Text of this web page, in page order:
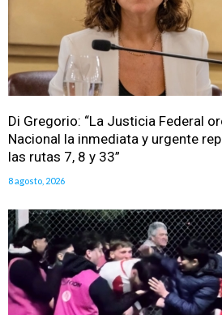
Di Gregorio: “La Justicia Federal
Nacional la inmediata y urgente
las rutas 7, 8 y 33”
8 agosto, 2026